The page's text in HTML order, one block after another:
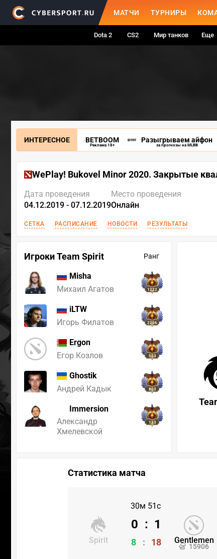
МАТЧИ ТУРНИРЫ
Dota 2 CS2 Мир танков Еще
ИНТЕРЕСНОЕ BETBOOM
Реклама 18+
Разыгрываем айфон
за прогнозы на MLBB
WePlay! Bukovel Minor 2020. Закрытые
Дата проведения
04.12.2019 - 07.12.2019
Место проведения
Онлайн
СЕТКА РАСПИСАНИЕ НОВОСТИ РЕЗУЛЬТАТЫ
Игроки Team Spirit Ранг
Misha
Михаил Агатов
1222
iLTW
Игорь Филатов
2206
Ergon
Егор Козлов
553
Ghostik
Андрей Кадык
803
Immersion
Александр
Хмелевской
133
Статистика матча
30м 51с
Spirit Gentlemen
15906
0 : 1
8 : 18